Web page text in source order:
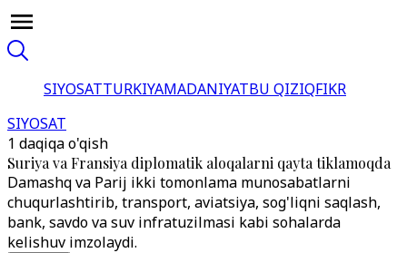
SIYOSATTURKIYAMADANIYATBU QIZIQFIKR
SIYOSAT
1 daqiqa o'qish
Suriya va Fransiya diplomatik aloqalarni qayta tiklamoqda
Damashq va Parij ikki tomonlama munosabatlarni
chuqurlashtirib, transport, aviatsiya, sog'liqni saqlash,
bank, savdo va suv infratuzilmasi kabi sohalarda
kelishuv imzolaydi.